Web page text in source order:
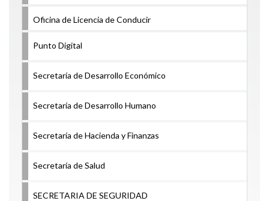
Oficina de Licencia de Conducir
Punto Digital
Secretaría de Desarrollo Económico
Secretaría de Desarrollo Humano
Secretaría de Hacienda y Finanzas
Secretaría de Salud
SECRETARIA DE SEGURIDAD